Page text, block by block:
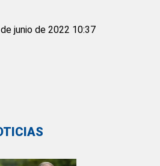
junio de 2022 10:37